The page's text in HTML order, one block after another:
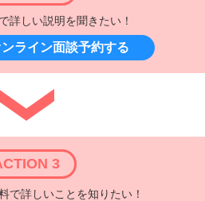
詳しい説明を聞きたい！
ライン面談予約する
3
で詳しいことを知りたい！